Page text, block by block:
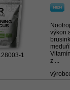
1
výkon
z ...